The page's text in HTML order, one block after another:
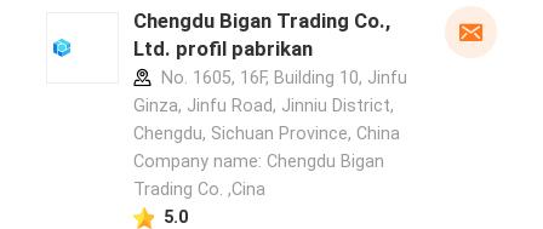
Chengdu Bigan Trading Co.,
Ltd. profil pabrikan
No. 1605, 16F, Building 10, Jinfu
Ginza, Jinfu Road, Jinniu District,
Chengdu, Sichuan Province, China
Company name: Chengdu Bigan
Trading Co. ,Cina
5.0